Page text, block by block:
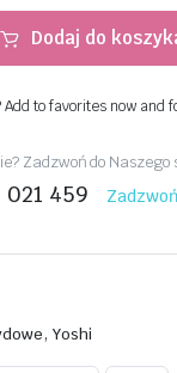
Dodaj do
to favorites now and
Zadzwoń do Naszego
021 459
, Yoshi